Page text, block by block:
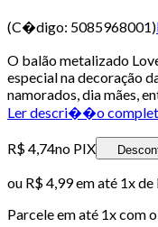
(C�digo: 5085968001)
O balão metalizado
especial na decoração
namorados, dia mães,
Ler descri��o
R$ 4,74no PIX
ou R$ 4,99em até 1x de
Parcele em até 1x com